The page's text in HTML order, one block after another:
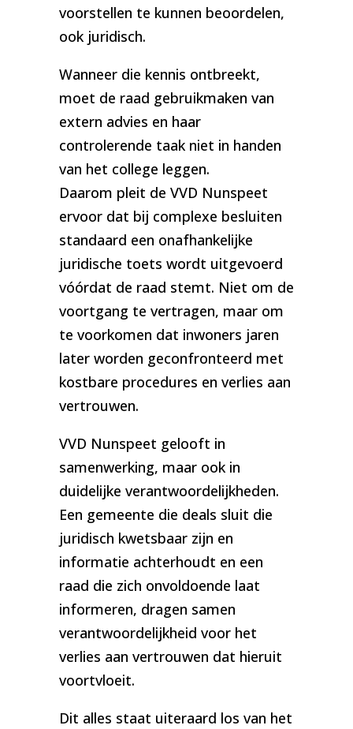
voorstellen te kunnen beoordelen,
ook juridisch.
Wanneer die kennis ontbreekt,
moet de raad gebruikmaken van
extern advies en haar
controlerende taak niet in handen
van het college leggen.
Daarom pleit de VVD Nunspeet
ervoor dat bij complexe besluiten
standaard een onafhankelijke
juridische toets wordt uitgevoerd
vóórdat de raad stemt. Niet om de
voortgang te vertragen, maar om
te voorkomen dat inwoners jaren
later worden geconfronteerd met
kostbare procedures en verlies aan
vertrouwen.
VVD Nunspeet gelooft in
samenwerking, maar ook in
duidelijke verantwoordelijkheden.
Een gemeente die deals sluit die
juridisch kwetsbaar zijn en
informatie achterhoudt en een
raad die zich onvoldoende laat
informeren, dragen samen
verantwoordelijkheid voor het
verlies aan vertrouwen dat hieruit
voortvloeit.
Dit alles staat uiteraard los van het